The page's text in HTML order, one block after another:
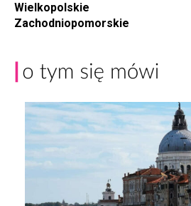
Wielkopolskie
Zachodniopomorskie